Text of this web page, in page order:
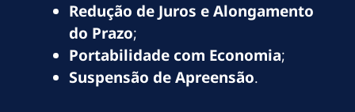
Redução de Juros e Alongamento
do Prazo;
Portabilidade com Economia;
Suspensão de Apreensão.